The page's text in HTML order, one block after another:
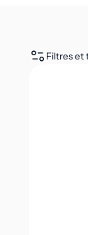
Filtres et